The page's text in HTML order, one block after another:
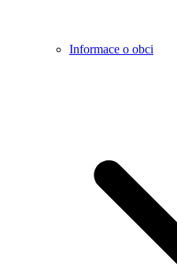
Informace o obci